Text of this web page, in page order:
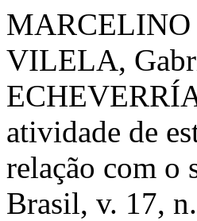
MARCELINO
VILELA,
atividade de
relação com o
Brasil, v. 17,